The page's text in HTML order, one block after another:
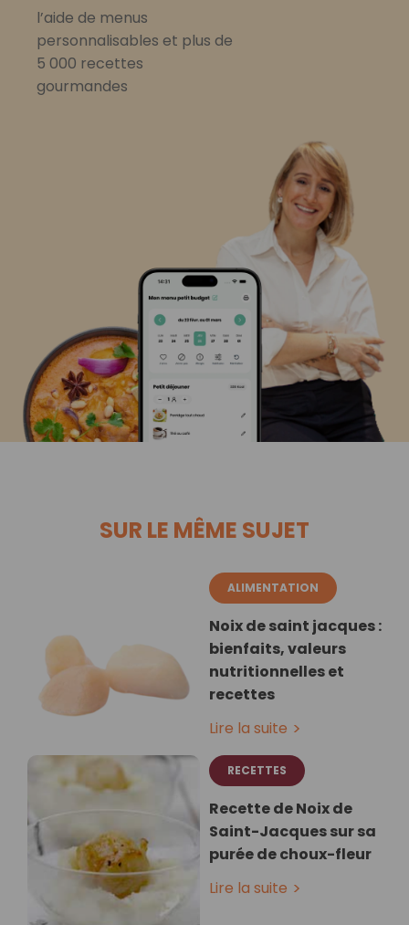
l’aide de menus
personnalisables et plus de
5 000 recettes
gourmandes
SUR LE MÊME SUJET
ALIMENTATION
Noix de saint jacques :
bienfaits, valeurs
nutritionnelles et
recettes
Lire la suite
RECETTES
Recette de Noix de
Saint-Jacques sur sa
purée de choux-fleur
Lire la suite